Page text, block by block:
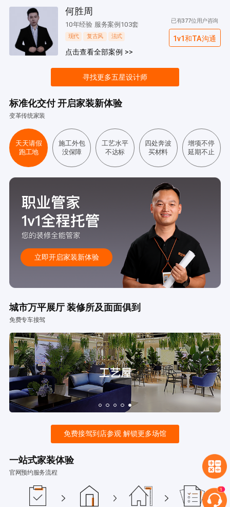
何胜周
10年经验 服务案例103套
现代 复古风 法式
点击查看全部案例 >>
已有377位用户咨询
1v1和TA沟通
寻找更多五星设计师
标准化交付 开启家装新体验
变革传统家装
天天请假
跑工地
施工外包
没保障
工艺水平
不达标
四处奔波
买材料
增项不停
延期不止
立即开启家装新体验
城市万平展厅 装修所及面面俱到
免费专车接驾
免费接驾到店参观 解锁更多场馆
一站式家装体验
官网预约服务流程